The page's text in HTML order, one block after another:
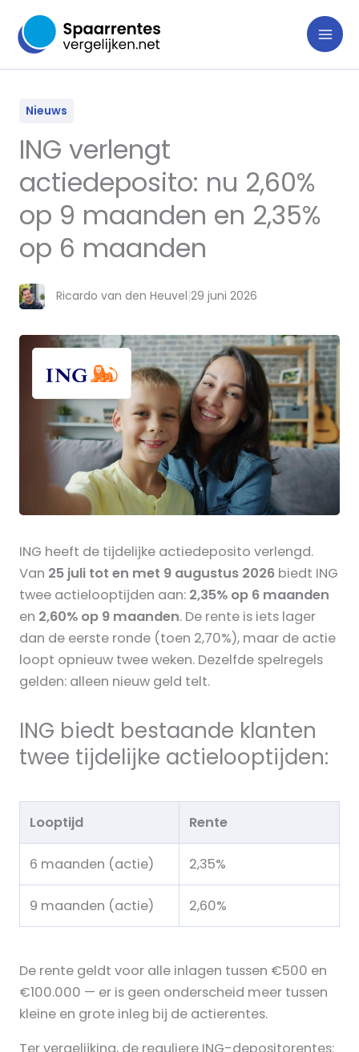
naar
inhoud
Nieuws
ING verlengt
actiedeposito: nu 2,60%
op 9 maanden en 2,35%
op 6 maanden
Ricardo van den Heuvel|29 juni 2026
ING heeft de tijdelijke actiedeposito verlengd.
Van 25 juli tot en met 9 augustus 2026 biedt ING
twee actielooptijden aan: 2,35% op 6 maanden
en 2,60% op 9 maanden. De rente is iets lager
dan de eerste ronde (toen 2,70%), maar de actie
loopt opnieuw twee weken. Dezelfde spelregels
gelden: alleen nieuw geld telt.
ING biedt bestaande klanten
twee tijdelijke actielooptijden:
Looptijd Rente
6 maanden (actie) 2,35%
9 maanden (actie) 2,60%
De rente geldt voor alle inlagen tussen €500 en
€100.000 — er is geen onderscheid meer tussen
kleine en grote inleg bij de actierentes.